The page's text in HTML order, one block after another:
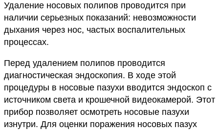
Удаление носовых полипов проводится при
наличии серьезных показаний: невозможности
дыхания через нос, частых воспалительных
процессах.
Перед удалением полипов проводится
диагностическая эндоскопия. В ходе этой
процедуры в носовые пазухи вводится эндоскоп с
источником света и крошечной видеокамерой. Этот
прибор позволяет осмотреть носовые пазухи
изнутри. Для оценки поражения носовых пазух